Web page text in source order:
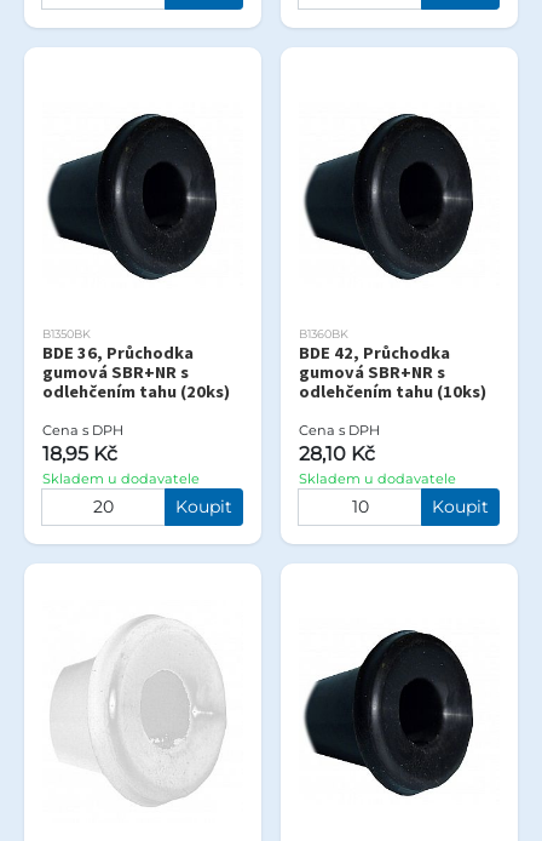
B1350BK
BDE 36, Průchodka
gumová SBR+NR s
odlehčením tahu (20ks)
Cena s DPH
18,95 Kč
Skladem u dodavatele
Koupit
B1360BK
BDE 42, Průchodka
gumová SBR+NR s
odlehčením tahu (10ks)
Cena s DPH
28,10 Kč
Skladem u dodavatele
Koupit